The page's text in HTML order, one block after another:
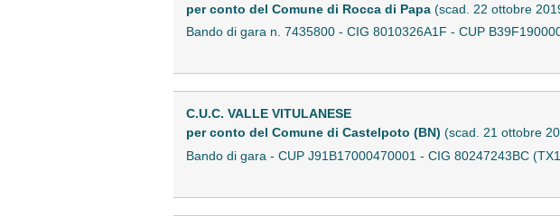
per conto del Comune di Rocca di Papa (scad. 22 ottobre
Bando di gara n. 7435800 - CIG 8010326A1F - CUP
C.U.C. VALLE VITULANESE
per conto del Comune di Castelpoto (BN) (scad. 21 ottobre
Bando di gara - CUP J91B17000470001 - CIG 80247243BC